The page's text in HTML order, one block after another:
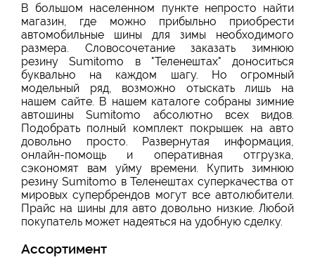
В большом населенном пункте непросто найти
магазин, где можно прибыльно приобрести
автомобильные шины для зимы необходимого
размера. Словосочетание заказать зимнюю
резину Sumitomo в "Теленештах" доноситься
буквально на каждом шагу. Но огромный
модельный ряд, возможно отыскать лишь на
нашем сайте. В нашем каталоге собраны зимние
автошины Sumitomo абсолютно всех видов.
Подобрать полный комплект покрышек на авто
довольно просто. Развернутая информация,
онлайн-помощь и оперативная отгрузка,
сэкономят вам уйму времени. Купить зимнюю
резину Sumitomo в Теленештах суперкачества от
мировых супербрендов могут все автолюбители.
Прайс на шины для авто довольно низкие. Любой
покупатель может надеяться на удобную сделку.
Ассортимент